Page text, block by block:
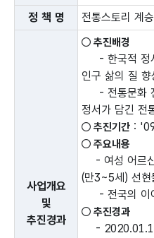
정 책 명 전통스토리 계
사업개요
및
추진경과
○ 추진배경
- 한국적 정서
인구 삶의 질
- 전통문화 전
정서가 담긴 전
○ 추진기간 :
○ 주요내용
- 여성 어르신
(만3~5세) 선현
- 전국의 이
○ 추진경과
- 2020.01.16